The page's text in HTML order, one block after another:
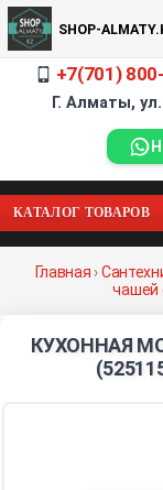
SHOP-
+7(701)
Г. Алматы,
КАТАЛОГ ТОВАРОВ
Главная ›
чашей
КУХОННАЯ